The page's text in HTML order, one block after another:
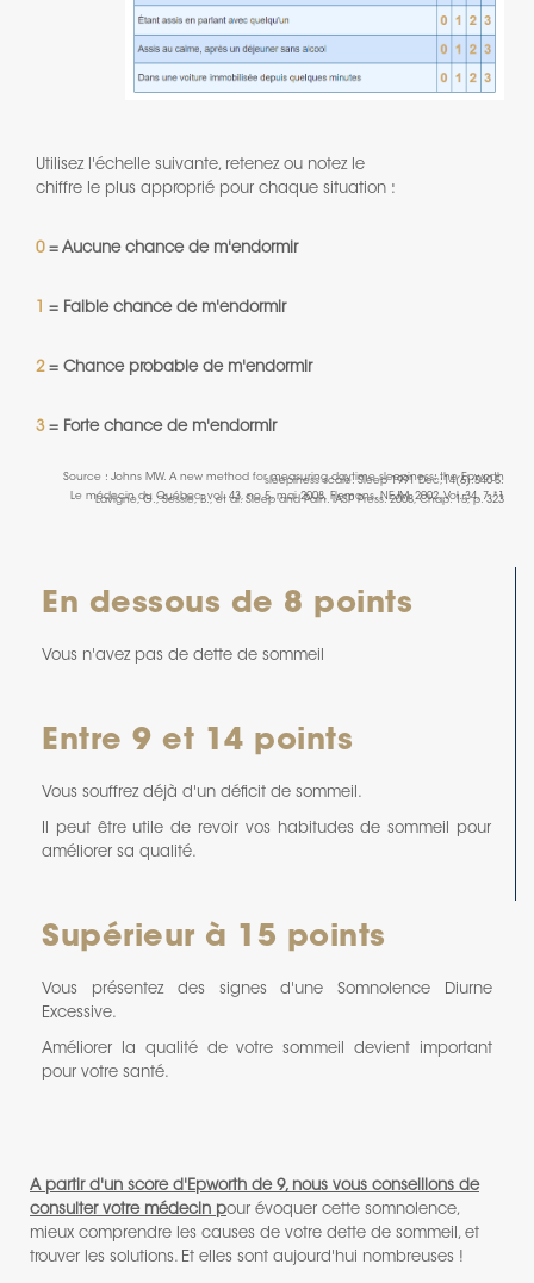
Utilisez l'échelle suivante, retenez ou notez le
chiffre le plus approprié pour chaque situation :
0= Aucune chance de m'endormir
= Faible chance de m'endormir
2= Chance probable de m'endormir
3= Forte chance de m'endormir
Source : Johns MW. A new method for measuring daytime sleepiness: the Epworth
sleepiness scale. Sleep 1991 Dec;14(6):540-5.
Le médecin du Québec, vol. 43, no 5, mai 2008, Flemons. NEJM. 2002, Vol. 34, 7.*1
Lavigne, G., Sessle, B., et al. Sleep and Pain. IASP Press. 2008, Chap. 15, p. 323
En dessous de 8 points
Vous n'avez pas de dette de sommeil
Entre 9 et 14 points
Vous souffrez déjà d'un déficit de sommeil.
Il peut être utile de revoir vos habitudes de sommeil pour
améliorer sa qualité.
Supérieur à 15 points
Vous présentez des signes d'une Somnolence Diurne
Excessive.
Améliorer la qualité de votre sommeil devient important
pour votre santé.
A partir d'un score d'Epworth de 9, nous vous conseillons de
consulter votre médecin pour évoquer cette somnolence,
mieux comprendre les causes de votre dette de sommeil, et
trouver les solutions. Et elles sont aujourd'hui nombreuses !